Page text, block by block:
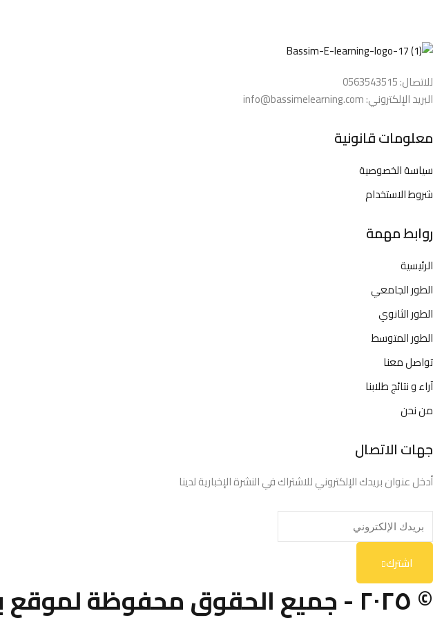
للاتصال: 0563543515
البريد الإلكتروني: info@bassimelearning.com
معلومات قانونية
سياسة الخصوصية
شروط الاستخدام
روابط مهمة
الرئيسية
الطور الجامعي
الطور الثانوي
الطور المتوسط
تواصل معنا
آراء و نتائج طلابنا
من نحن
جهات الاتصال
أدخل عنوان بريدك الإلكتروني للاشتراك في النشرة الإخبارية لدينا
اشترك
© ٢٠٢٥ - جميع الحقوق محفوظة